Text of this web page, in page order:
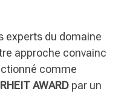
experts du domaine
approche convainc
comme
AWARD par un